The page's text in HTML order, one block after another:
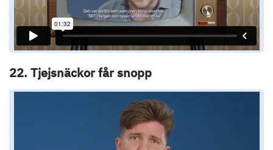
22. Tjejsnäckor får snopp